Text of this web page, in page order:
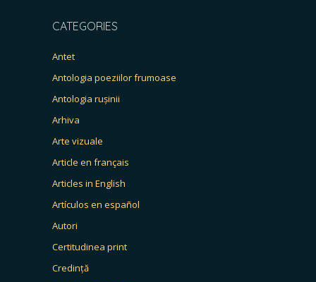
CATEGORIES
Antet
Antologia poeziilor frumoase
Antologia rușinii
Arhiva
Arte vizuale
Article en français
Articles in English
Artículos en español
Autori
Certitudinea print
Credință